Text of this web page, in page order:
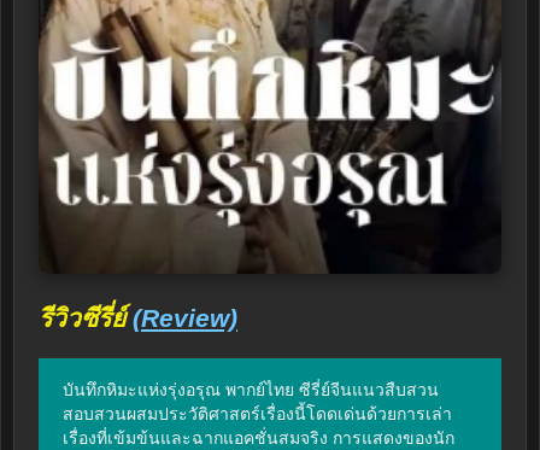
รีวิวซีรี่ย์(Review)
บันทึกหิมะแห่งรุ่งอรุณ พากย์ไทย ซีรี่ย์จีนแนวสืบสวน
สอบสวนผสมประวัติศาสตร์เรื่องนี้โดดเด่นด้วยการเล่า
เรื่องที่เข้มข้นและฉากแอคชั่นสมจริง การแสดงของนัก